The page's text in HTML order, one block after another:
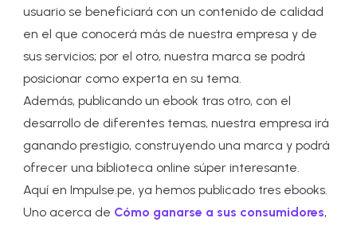
usuario se beneficiará con un contenido de calidad
en el que conocerá más de nuestra empresa y de
sus servicios; por el otro, nuestra marca se podrá
posicionar como experta en su tema.
Además, publicando un ebook tras otro, con el
desarrollo de diferentes temas, nuestra empresa irá
ganando prestigio, construyendo una marca y podrá
ofrecer una biblioteca online súper interesante.
Aquí en Impulse.pe, ya hemos publicado tres ebooks.
Uno acerca de Cómo ganarse a sus consumidores,